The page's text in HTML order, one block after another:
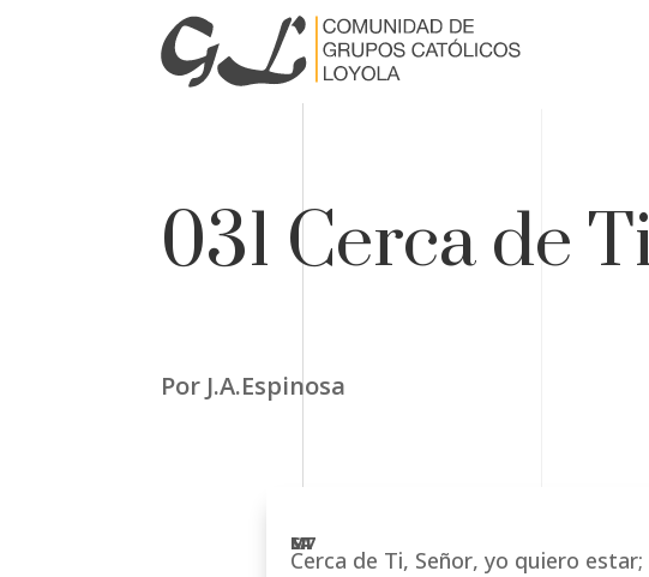
031 Cerca de
Por J.A.Espinosa
Cerca de Ti, Señor, yo quiero estar;